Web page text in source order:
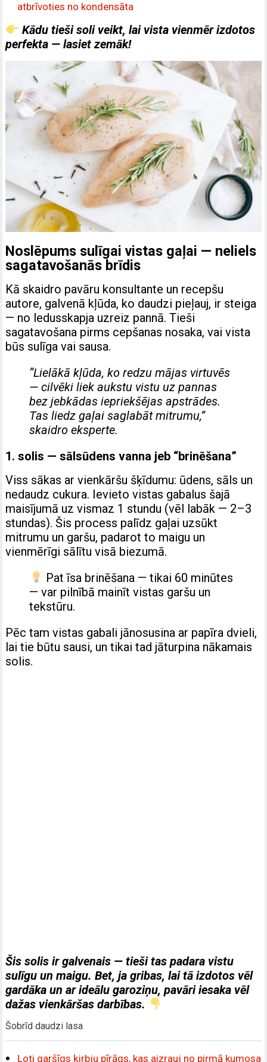
atbrīvoties no kondensāta
Kādu tieši soli veikt, lai vista vienmēr izdotos
perfekta — lasiet zemāk!
Noslēpums sulīgai vistas gaļai — neliels
sagatavošanās brīdis
Kā skaidro pavāru konsultante un recepšu
autore, galvenā kļūda, ko daudzi pieļauj, ir steiga
— no ledusskapja uzreiz pannā. Tieši
sagatavošana pirms cepšanas nosaka, vai vista
būs sulīga vai sausa.
“Lielākā kļūda, ko redzu mājas virtuvēs
— cilvēki liek aukstu vistu uz pannas
bez jebkādas iepriekšējas apstrādes.
Tas liedz gaļai saglabāt mitrumu,”
skaidro eksperte.
1. solis — sālsūdens vanna jeb “brinēšana”
Viss sākas ar vienkāršu šķīdumu: ūdens, sāls un
nedaudz cukura. Ievieto vistas gabalus šajā
maisījumā uz vismaz 1 stundu (vēl labāk — 2–3
stundas). Šis process palīdz gaļai uzsūkt
mitrumu un garšu, padarot to maigu un
vienmērīgi sālītu visā biezumā.
Pat īsa brinēšana — tikai 60 minūtes
— var pilnībā mainīt vistas garšu un
tekstūru.
Pēc tam vistas gabali jānosusina ar papīra dvieli,
lai tie būtu sausi, un tikai tad jāturpina nākamais
solis.
Šis solis ir galvenais — tieši tas padara vistu
sulīgu un maigu. Bet, ja gribas, lai tā izdotos vēl
gardāka un ar ideālu garoziņu, pavāri iesaka vēl
dažas vienkāršas darbības.
Šobrīd daudzi lasa
Ļoti garšīgs ķirbju pīrāgs, kas aizrauj no pirmā kumosa